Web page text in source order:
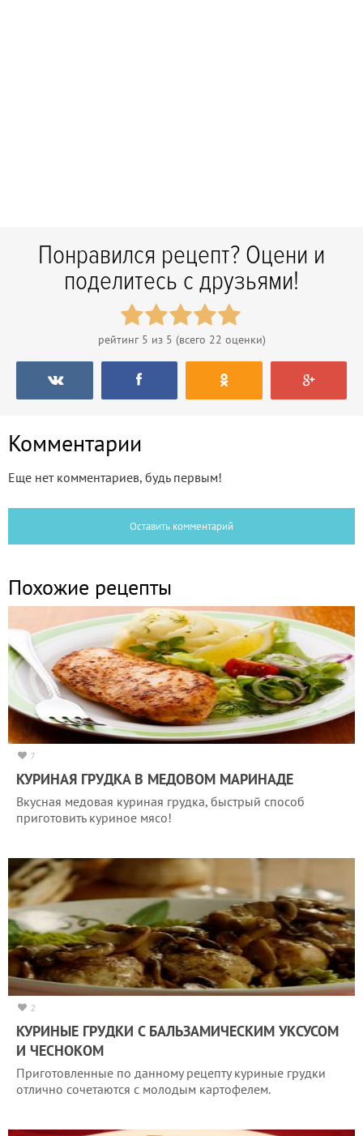
Понравился рецепт? Оцени и
поделитесь с друзьями!
рейтинг 5 из 5 (всего 22 оценки)
Комментарии
Еще нет комментариев, будь первым!
Оставить комментарий
Похожие рецепты
7
КУРИНАЯ ГРУДКА В МЕДОВОМ МАРИНАДЕ
Вкусная медовая куриная грудка, быстрый способ
приготовить куриное мясо!
2
КУРИНЫЕ ГРУДКИ С БАЛЬЗАМИЧЕСКИМ УКСУСОМ
И ЧЕСНОКОМ
Приготовленные по данному рецепту куриные грудки
отлично сочетаются с молодым картофелем.